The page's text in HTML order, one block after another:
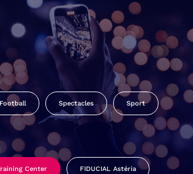
Football Spectacles Sport
Center FIDUCIAL Astéria